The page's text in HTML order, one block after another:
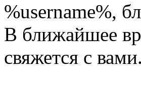
%username%,
В ближайшее
свяжется с вами.